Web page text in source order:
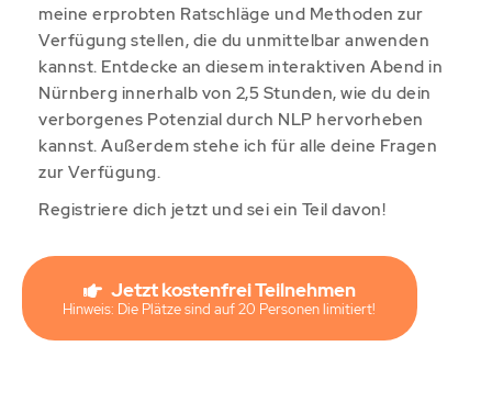
meine erprobten Ratschläge und Methoden zur
Verfügung stellen, die du unmittelbar anwenden
kannst. Entdecke an diesem interaktiven Abend in
Nürnberg innerhalb von 2,5 Stunden, wie du dein
verborgenes Potenzial durch NLP hervorheben
kannst. Außerdem stehe ich für alle deine Fragen
zur Verfügung.
Registriere dich jetzt und sei ein Teil davon!
Jetzt kostenfrei Teilnehmen
Hinweis: Die Plätze sind auf 20 Personen limitiert!